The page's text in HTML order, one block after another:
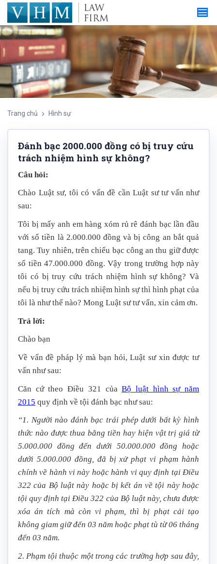
Trang chủ Hình sự
Đánh bạc 2000.000 đồng có bị truy cứu
trách nhiệm hình sự không?
Câu hỏi:
Chào Luật sư, tôi có vấn đề cần Luật sư tư vấn như
sau:
Tôi bị mấy anh em hàng xóm rủ rê đánh bạc lần đầu
với số tiền là 2.000.000 đồng và bị công an bắt quả
tang. Tuy nhiên, trên chiếu bạc công an thu giữ được
số tiền 47.000.000 đồng. Vậy trong trường hợp này
tôi có bị truy cứu trách nhiệm hình sự không? Và
nếu bị truy cứu trách nhiệm hình sự thì hình phạt của
tôi là như thế nào? Mong Luật sư tư vấn, xin cảm ơn.
Trả lời:
Chào bạn
Về vấn đề pháp lý mà bạn hỏi, Luật sư xin được tư
vấn như sau:
Căn cứ theo Điều 321 củaBộ luật hình sự năm
2015 quy định về tội đánh bạc như sau:
“1. Người nào đánh bạc trái phép dưới bất kỳ hình
thức nào được thua bằng tiền hay hiện vật trị giá từ
5.000.000 đồng đến dưới 50.000.000 đồng hoặc
dưới 5.000.000 đồng, đã bị xử phạt vi phạm hành
chính về hành vi này hoặc hành vi quy định tại Điều
322 của Bộ luật này hoặc bị kết án về tội này hoặc
tội quy định tại Điều 322 của Bộ luật này, chưa được
xóa án tích mà còn vi phạm, thì bị phạt cải tạo
không giam giữ đến 03 năm hoặc phạt tù từ 06 tháng
đến 03 năm.
2. Phạm tội thuộc một trong các trường hợp sau đây,